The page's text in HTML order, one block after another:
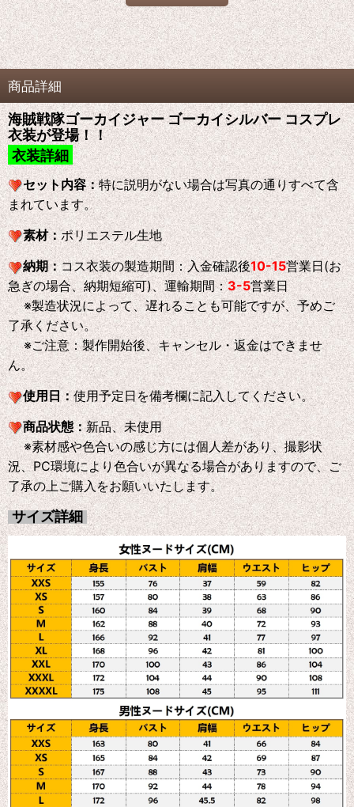
商品詳細
海賊戦隊ゴーカイジャー ゴーカイシルバー コスプレ
衣装が登場！！
衣装詳細
セット内容：特に説明がない場合は写真の通りすべて含
まれています。
素材：ポリエステル生地
納期：コス衣装の製造期間：入金確認後10-15営業日(お
急ぎの場合、納期短縮可)、運輸期間：3-5営業日
※製造状況によって、遅れることも可能ですが、予めご
了承ください。
※ご注意：製作開始後、キャンセル・返金はできませ
ん。
使用日：使用予定日を備考欄に記入してください。
商品状態：新品、未使用
※素材感や色合いの感じ方には個人差があり、撮影状
況、PC環境により色合いが異なる場合がありますので、ご
了承の上ご購入をお願いいたします。
サイズ詳細